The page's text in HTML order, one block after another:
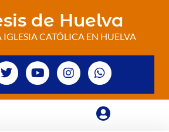
de Huelva
IGLESIA CATÓLICA EN HUELVA